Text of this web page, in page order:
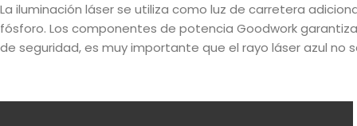
La iluminación láser se utiliza como luz de carretera
fósforo. Los componentes de potencia Goodwork
de seguridad, es muy importante que el rayo láser azul no